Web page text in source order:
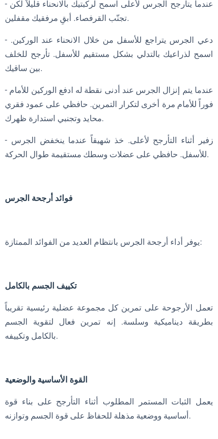
- عندما يتأرجح الجرس لأعلى اسمح لركبتيك بالانحناء قليلاً لكن
تجنّب القرفصاء. أبقِ مرفقيك مقفلين.
- دعي الجرس يتراجع للأسفل من خلال الانحناء عند الوركين.
اسمح لذراعيك بالتدلي بشكل مستقيم للأسفل. تأرجح للخلف
بين ساقيك.
- عندما يتم إنزال الجرس عند أدنى نقطة له ادفع الوركين للأمام
فوراً للأمام مرة أخرى لتكرار التمرين. حافظي على عمود فقري
محايد وتجنبي استدارة ظهرك.
- زفير أثناء التأرجح لأعلى. خذ شهيقاً عندما ينخفض الجرس
للأسفل. حافظي على عضلات وسطك مستقيمة طوال الحركة.
فوائد أرجحة الجرس
يوفر أداء أرجحة الجرس بانتظام العديد من الفوائد الممتازة:
تكييف الجسم بالكامل
تعمل الأرجوحة على تمرين كل مجموعة عضلية رئيسية تقريباً
بطريقة ديناميكية وسلسة. إنه تمرين فعال لتقوية الجسم
بالكامل وتكييفه.
القوة الأساسية والوضعية
يعمل الثبات المستمر المطلوب أثناء التأرجح على بناء قوة
أساسية ووضعية مذهلة للحفاظ على قوة الجسم وتوازنه.